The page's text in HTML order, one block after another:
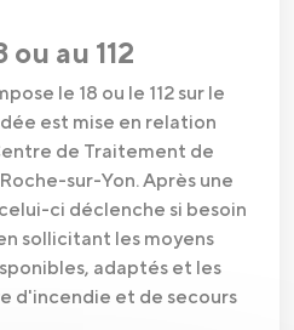
ou au 112
le 18 ou le 112 sur le
est mise en relation
de Traitement de
sur-Yon. Après une
ci déclenche si besoin
sollicitant les moyens
adaptés et les
d'incendie et de secours